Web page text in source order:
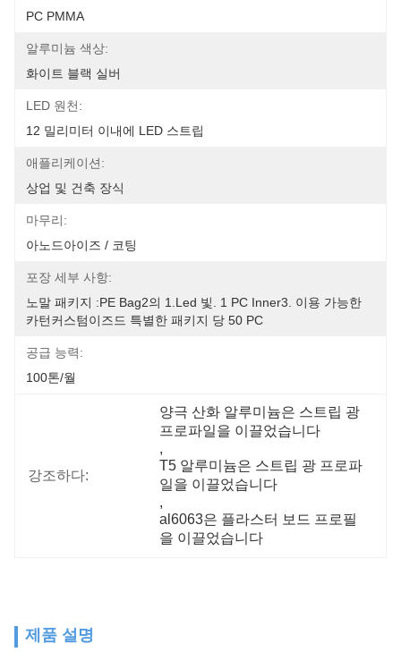
PC PMMA
알루미늄 색상:
화이트 블랙 실버
LED 원천:
12 밀리미터 이내에 LED 스트립
애플리케이션:
상업 및 건축 장식
마무리:
아노드아이즈 / 코팅
포장 세부 사항:
노말 패키지 :PE Bag2의 1.led 빛. 1 PC Inner3. 이용 가능한
카턴커스텀이즈드 특별한 패키지 당 50 PC
공급 능력:
100톤/월
강조하다:
양극 산화 알루미늄은 스트립 광
프로파일을 이끌었습니다
,
T5 알루미늄은 스트립 광 프로파
일을 이끌었습니다
,
al6063은 플라스터 보드 프로필
을 이끌었습니다
제품 설명